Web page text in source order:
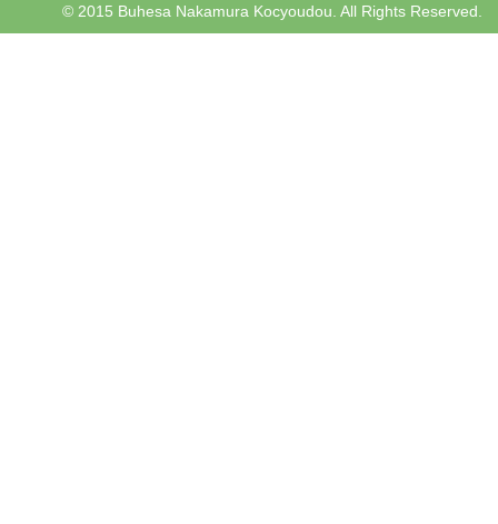
© 2015 Buhesa Nakamura Kocyoudou. All Rights Reserved.